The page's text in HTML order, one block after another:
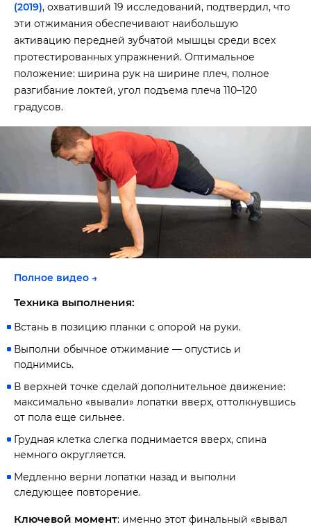
(2019), охвативший 19 исследований, подтвердил, что
эти отжимания обеспечивают наибольшую
активацию передней зубчатой мышцы среди всех
протестированных упражнений. Оптимальное
положение: ширина рук на ширине плеч, полное
разгибание локтей, угол подъема плеча 110–120
градусов.
Полное видео →
Техника выполнения:
Встань в позицию планки с опорой на руки.
Выполни обычное отжимание — опустись и
поднимись.
В верхней точке сделай дополнительное движение:
максимально «вывали» лопатки вверх, оттолкнувшись
от пола еще сильнее.
Грудная клетка слегка поднимается вверх, спина
немного округляется.
Медленно верни лопатки назад и выполни
следующее повторение.
Ключевой момент: именно этот финальный «вывал